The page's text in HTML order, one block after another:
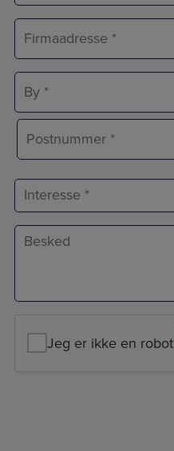
Adresse
Adresselinje
By
Interesse
Besked
Jeg er ikke en robot